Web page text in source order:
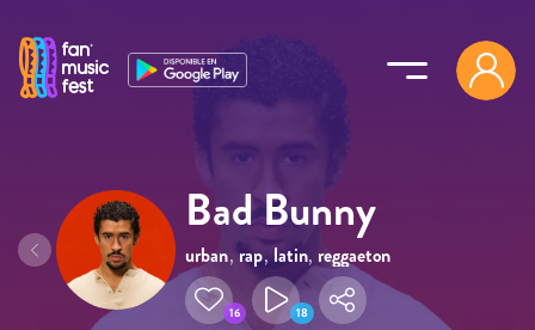
Bad Bunny
urban, rap,latin, reggaeton
,trap
16 18